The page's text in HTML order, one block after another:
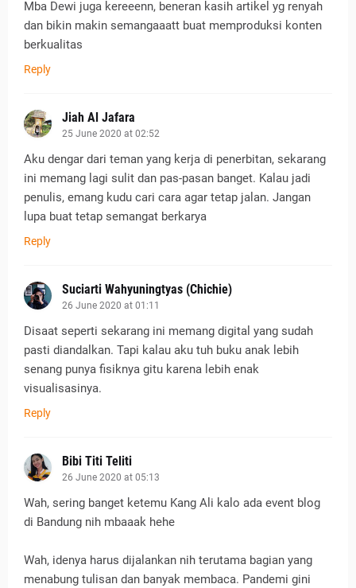
Mba Dewi juga kereeenn, beneran kasih artikel yg renyah
dan bikin makin semangaaatt buat memproduksi konten
berkualitas
Reply
Jiah Al Jafara
25 June 2020 at 02:52
Aku dengar dari teman yang kerja di penerbitan, sekarang
ini memang lagi sulit dan pas-pasan banget. Kalau jadi
penulis, emang kudu cari cara agar tetap jalan. Jangan
lupa buat tetap semangat berkarya
Reply
Suciarti Wahyuningtyas (Chichie)
26 June 2020 at 01:11
Disaat seperti sekarang ini memang digital yang sudah
pasti diandalkan. Tapi kalau aku tuh buku anak lebih
senang punya fisiknya gitu karena lebih enak
visualisasinya.
Reply
Bibi Titi Teliti
26 June 2020 at 05:13
Wah, sering banget ketemu Kang Ali kalo ada event blog
di Bandung nih mbaaak hehe
Wah, idenya harus dijalankan nih terutama bagian yang
menabung tulisan dan banyak membaca. Pandemi gini